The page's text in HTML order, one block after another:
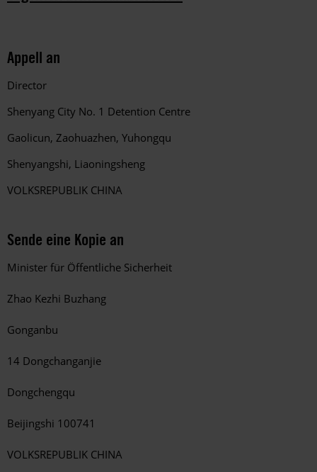
Appell an
Director
Shenyang City No. 1 Detention Centre
Gaolicun, Zaohuazhen, Yuhongqu
Shenyangshi, Liaoningsheng
VOLKSREPUBLIK CHINA
Sende eine Kopie an
Minister für Öffentliche Sicherheit
Zhao Kezhi Buzhang
Gonganbu
14 Dongchanganjie
Dongchengqu
Beijingshi 100741
VOLKSREPUBLIK CHINA